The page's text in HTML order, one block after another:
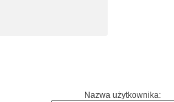
Nazwa użytkownika: